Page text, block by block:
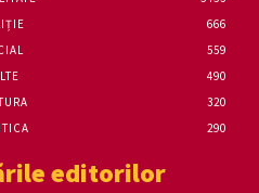
666
559
490
320
290
editorilor